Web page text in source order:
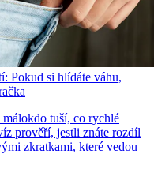
Pokud si hlídáte váhu,
tuší, co rychlé
prověří, jestli znáte rozdíl
zkratkami, které vedou